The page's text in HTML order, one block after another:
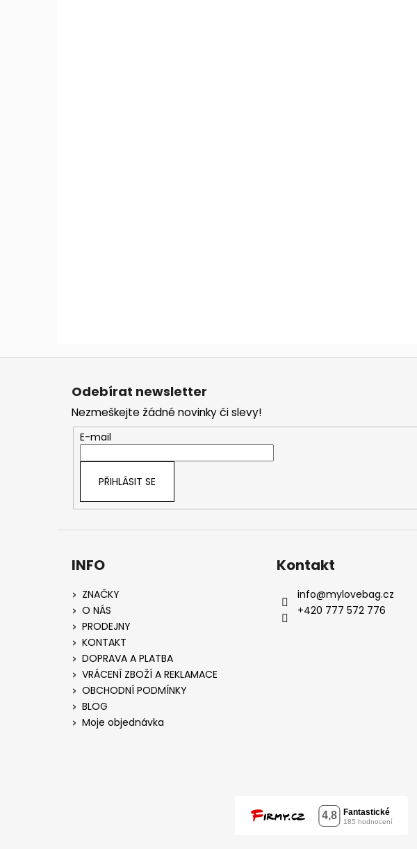
Z
Odebírat newsletter
Nezmeškejte žádné novinky či slevy!
E-mail
PŘIHLÁSIT SE
INFO
ZNAČKY
O NÁS
PRODEJNY
KONTAKT
DOPRAVA A PLATBA
VRÁCENÍ ZBOŽÍ A REKLAMACE
OBCHODNÍ PODMÍNKY
BLOG
Moje objednávka
Kontakt
info@mylovebag.cz
+420 777 572 776